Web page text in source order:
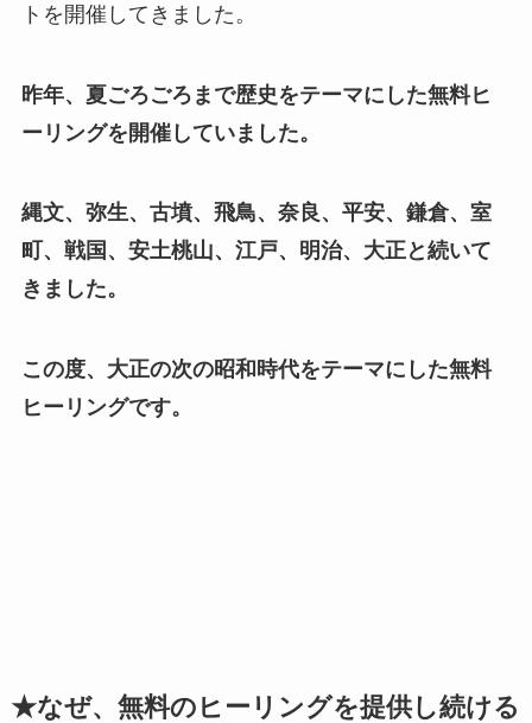
トを開催してきました。
昨年、夏ごろごろまで歴史をテーマにした無料ヒ
ーリングを開催していました。
縄文、弥生、古墳、飛鳥、奈良、平安、鎌倉、室
町、戦国、安土桃山、江戸、明治、大正と続いて
きました。
この度、大正の次の昭和時代をテーマにした無料
ヒーリングです。
★なぜ、無料のヒーリングを提供し続ける